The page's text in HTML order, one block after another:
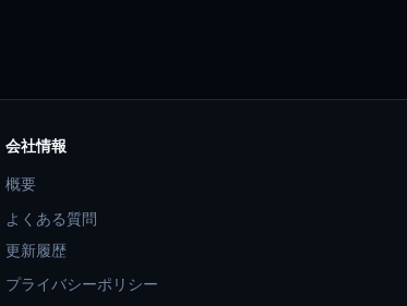
会社情報
概要
よくある質問
更新履歴
プライバシーポリシー